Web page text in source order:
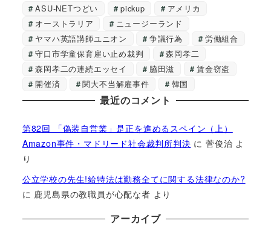
ASU-NETつどい pickup
アメリカ
オーストラリア
ニュージーランド
ヤマハ英語講師ユニオン
争議行為
労働組合
守口市学童保育雇い止め裁判
森岡孝二
森岡孝二の連続エッセイ
脇田滋
賃金窃盗
開催済
関大不当解雇事件 韓国
最近のコメント
第82回 「偽装自営業」是正を進めるスペイン（上）
Amazon事件・マドリード社会裁判所判決 に菅俊治 よ
り
公立学校の先生!給特法は勤務全てに関する法律なのか?
に 鹿児島県の教職員が心配な者 より
アーカイブ